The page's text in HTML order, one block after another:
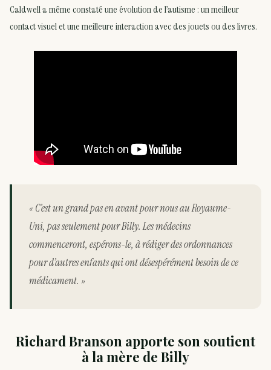
Caldwell a même constaté une évolution de l’au­tisme : un meilleur
contact visuel et une meilleure interaction avec des jouets ou des livres.
« C’est un grand pas en avant pour nous au Royaume-
Uni, pas seulement pour Billy. Les médecins
commenceront, espérons-le, à rédiger des ordonnances
pour d’autres enfants qui ont désespérément besoin de ce
médicament. »
Richard Branson apporte son soutient
à la mère de Billy